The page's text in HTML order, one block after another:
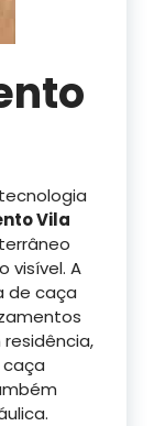
Vila
visível. A
de caça